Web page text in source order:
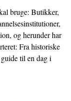
bruge: Butikker,
og herunder har
Fra historiske
til en dag i